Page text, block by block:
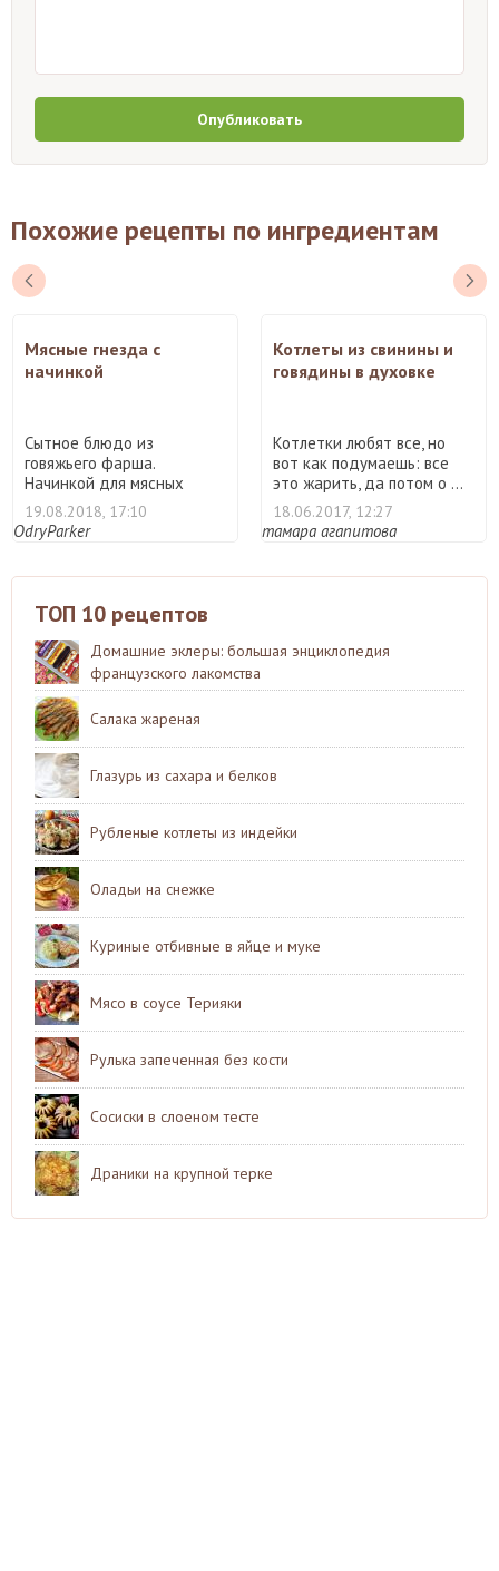
Опубликовать
Похожие рецепты по ингредиентам
Мясные гнезда с
начинкой
Сытное блюдо из
говяжьего фарша.
Начинкой для мясных
гнезд в моем ре ...
19.08.2018, 17:10
OdryParker
Котлеты из свинины и
говядины в духовке
Котлетки любят все, но
вот как подумаешь: все
это жарить, да потом о ...
18.06.2017, 12:27
тамара агапитова
ТОП 10 рецептов
Домашние эклеры: большая энциклопедия
французского лакомства
Салака жареная
Глазурь из сахара и белков
Рубленые котлеты из индейки
Оладьи на снежке
Куриные отбивные в яйце и муке
Мясо в соусе Терияки
Рулька запеченная без кости
Сосиски в слоеном тесте
Драники на крупной терке